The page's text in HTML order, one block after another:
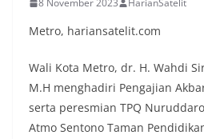
8 November 2023 HarianSatelit
Metro, hariansatelit.com
Wali Kota Metro, dr. H. Wahdi
M.H menghadiri Pengajian
serta peresmian TPQ
Atmo Sentono Taman